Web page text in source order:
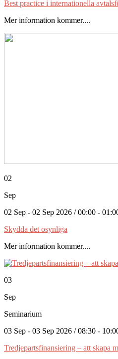
Best practice i internationella
Mer information kommer....
02
Sep
02 Sep - 02 Sep 2026 / 00:00 -
Skydda det osynliga
Mer information kommer....
03
Sep
Seminarium
03 Sep - 03 Sep 2026 / 08:30 -
Tredjepartsfinansiering – att skapa